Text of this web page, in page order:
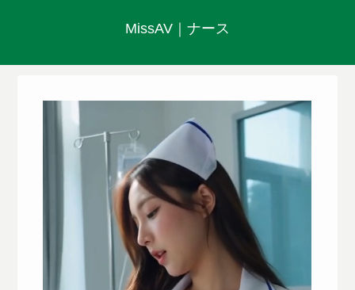
MissAV｜ナース